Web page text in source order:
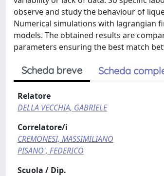
observe and study the behaviour of
Numerical simulations with lagrangian
models. The obtained results are
parameters ensuring the best match
Scheda breve Scheda
Relatore
DELLA VECCHIA, GABRIELE
Correlatore/i
CREMONESI, MASSIMILIANO
PISANO', FEDERICO
Scuola / Dip.